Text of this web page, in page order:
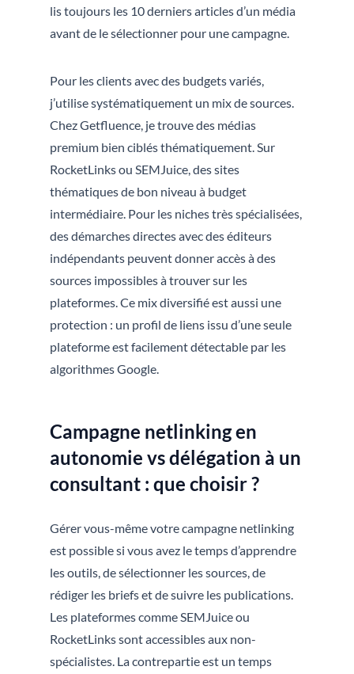
lis toujours les 10 derniers articles d’un média
avant de le sélectionner pour une campagne.
Pour les clients avec des budgets variés,
j’utilise systématiquement un mix de sources.
Chez Getfluence, je trouve des médias
premium bien ciblés thématiquement. Sur
RocketLinks ou SEMJuice, des sites
thématiques de bon niveau à budget
intermédiaire. Pour les niches très spécialisées,
des démarches directes avec des éditeurs
indépendants peuvent donner accès à des
sources impossibles à trouver sur les
plateformes. Ce mix diversifié est aussi une
protection : un profil de liens issu d’une seule
plateforme est facilement détectable par les
algorithmes Google.
Campagne netlinking en
autonomie vs délégation à un
consultant : que choisir ?
Gérer vous-même votre campagne netlinking
est possible si vous avez le temps d’apprendre
les outils, de sélectionner les sources, de
rédiger les briefs et de suivre les publications.
Les plateformes comme SEMJuice ou
RocketLinks sont accessibles aux non-
spécialistes. La contrepartie est un temps